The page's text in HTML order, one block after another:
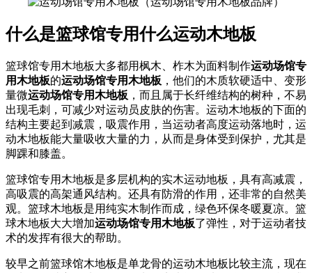
什么是篮球馆专用什么运动木地板
篮球馆专用木地板大多都用枫木、柞木为面料制作运动场馆专
用木地板的运动场馆专用木地板 ，他们的木质软硬适中、变形
量微运动场馆专用木地板 ，而且属于长纤维结构的树种，不易
出现毛刺，可减少对运动员皮肤的伤害。运动木地板的下面的
结构主要起到减震，吸震作用，当运动者高度运动落地时，运
动木地板能大量吸收大量的力，从而是身体受到保护，尤其是
脚踝和膝盖。
篮球馆专用木地板是多层机构的实木运动地板，具有高减震，
高吸震的高架通风结构。还具有防滑的作用，还非常的自然美
观。篮球木地板是用纯实木制作而成，绿色环保冬暖夏凉。篮
球木地板大大增加运动场馆专用木地板了弹性，对于运动者技
术的发挥有很大的帮助。
较早之前篮球馆木地板是单龙骨的运动木地板比较主流，现在